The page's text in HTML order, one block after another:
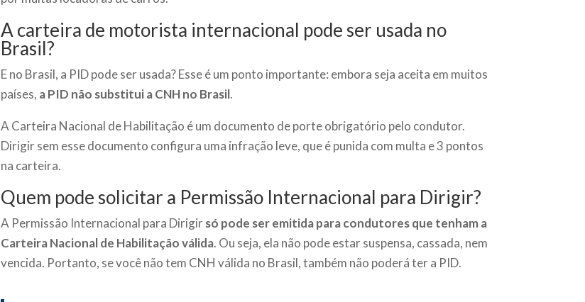
A carteira de motorista internacional pode ser usada no
Brasil?
E no Brasil, a PID pode ser usada? Esse é um ponto importante: embora seja aceita em muitos
países, a PID não substitui a CNH no Brasil.
A Carteira Nacional de Habilitação é um documento de porte obrigatório pelo condutor.
Dirigir sem esse documento configura uma infração leve, que é punida com multa e 3 pontos
na carteira.
Quem pode solicitar a Permissão Internacional para Dirigir?
A Permissão Internacional para Dirigirsó pode ser emitida para condutores que tenham a
Carteira Nacional de Habilitação válida. Ou seja, ela não pode estar suspensa, cassada, nem
vencida. Portanto, se você não tem CNH válida no Brasil, também não poderá ter a PID.